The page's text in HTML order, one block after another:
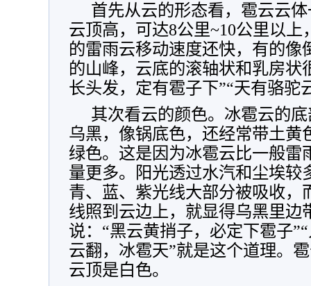
首先从云的形态看，雹云云
云顶高，可达8公里~10公里以
的雷雨云移动速度还快，有的像
的山峰，云底的滚轴状和乳房状
长头发，定有雹子下”“天有骆驼
其次看云的颜色。冰雹云的
乌黑，像锅底色，还经常带土黄
绿色。这是因为冰雹云比一般雷
量更多。阳光透过水汽和尘埃较
青、蓝、紫光线大部分被吸收，
线照到云边上，就显得乌黑里边
说：“黑云黄捎子，必定下雹子
云翻，冰雹天”就是这个道理。
云顶是白色。